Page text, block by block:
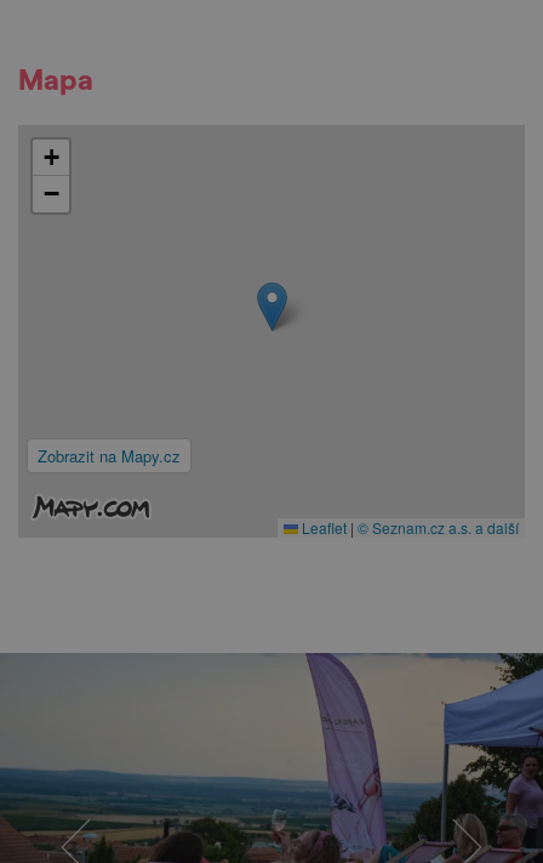
Mapa
Zobrazit na Mapy.cz
+
−
Leaflet | © Seznam.cz a.s. a další